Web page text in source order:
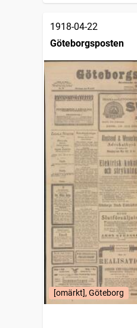
1918-04-22
Göteborgsposten
[omärkt], Göteborg